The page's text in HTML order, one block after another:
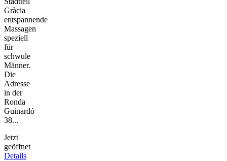
Gràcia
entspannende
Massagen
speziell
für
schwule
Männer.
Die
Adresse
in der
Ronda
Guinardó
38...
Jetzt
geöffnet
Details